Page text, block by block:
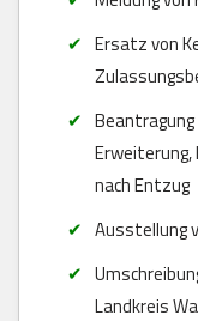
Ersatz von
nach Entzug
Ausstellung
Landkreis